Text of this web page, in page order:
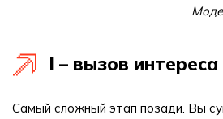
I – вызов интереса
Самый сложный этап позади. Вы